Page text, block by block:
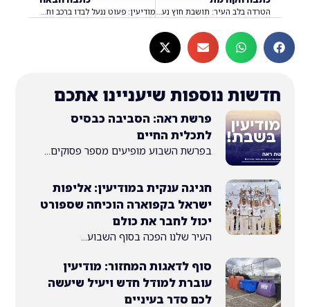
הטרדה בלב העיר: תושבת חוץ נעצרה בחשד שהטרידה מינית נערות במודיעין מודיעין: פעוט ננעל לבדו ברכב וחולץ בשלום על־ידי מתנדב ידידים
נוספות שיעניינו אתכם
פרשת ראה: הסביבה כבסיס
לתכלית החיים
בפרשת השבוע מופיעים מספר פסוקים...
חגיגה ענקית במודיעין: אליפות
ישראל בקפוארה הוכיחה שספורט
יכול לחבר את כולם
העיר שלנו הפכה בסוף השבוע...
סוף לדאגות המחזור: מודיעין
עוברת למודל חדש ויעיל שיעשה
לכם סדר בעיניים